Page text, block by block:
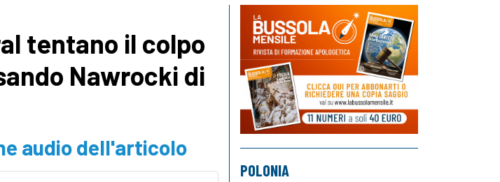
tentano il colpo
Nawrocki di
audio dell'articolo
POLONIA